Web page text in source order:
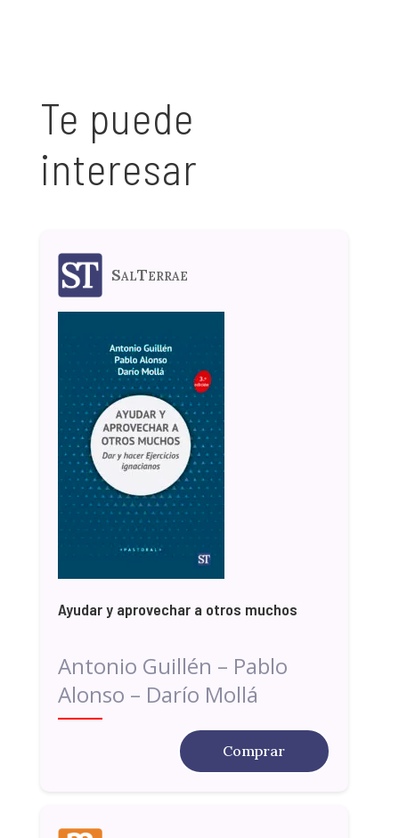
Te puede
interesar
SalTerrae
Ayudar y aprovechar a otros muchos
Antonio Guillén – Pablo
Alonso – Darío Mollá
Comprar